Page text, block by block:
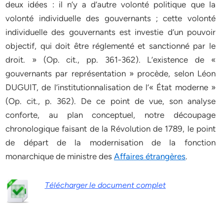
deux idées : il n’y a d’autre volonté politique que la
volonté individuelle des gouvernants ; cette volonté
individuelle des gouvernants est investie d’un pouvoir
objectif, qui doit être réglementé et sanctionné par le
droit. » (Op. cit., pp. 361-362). L’existence de «
gouvernants par représentation » procède, selon Léon
DUGUIT, de l’institutionnalisation de l’« État moderne »
(Op. cit., p. 362). De ce point de vue, son analyse
conforte, au plan conceptuel, notre découpage
chronologique faisant de la Révolution de 1789, le point
de départ de la modernisation de la fonction
monarchique de ministre desAffaires étrangères.
Télécharger le document complet